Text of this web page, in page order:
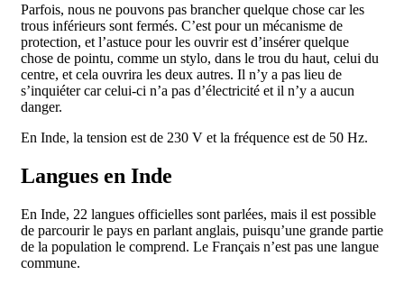
Parfois, nous ne pouvons pas brancher quelque chose car les
trous inférieurs sont fermés. C’est pour un mécanisme de
protection, et l’astuce pour les ouvrir est d’insérer quelque
chose de pointu, comme un stylo, dans le trou du haut, celui du
centre, et cela ouvrira les deux autres. Il n’y a pas lieu de
s’inquiéter car celui-ci n’a pas d’électricité et il n’y a aucun
danger.
En Inde, la tension est de 230 V et la fréquence est de 50 Hz.
Langues en Inde
En Inde, 22 langues officielles sont parlées, mais il est possible
de parcourir le pays en parlant anglais, puisqu’une grande partie
de la population le comprend. Le Français n’est pas une langue
commune.